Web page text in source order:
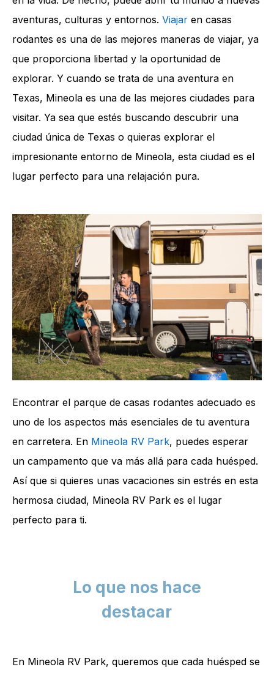
aventuras, culturas y entornos. Viajar en casas
rodantes es una de las mejores maneras de viajar, ya
que proporciona libertad y la oportunidad de
explorar. Y cuando se trata de una aventura en
Texas, Mineola es una de las mejores ciudades para
visitar. Ya sea que estés buscando descubrir una
ciudad única de Texas o quieras explorar el
impresionante entorno de Mineola, esta ciudad es el
lugar perfecto para una relajación pura.
Encontrar el parque de casas rodantes adecuado es
uno de los aspectos más esenciales de tu aventura
en carretera. En Mineola RV Park, puedes esperar
un campamento que va más allá para cada huésped.
Así que si quieres unas vacaciones sin estrés en esta
hermosa ciudad, Mineola RV Park es el lugar
perfecto para ti.
Lo que nos hace
destacar
En Mineola RV Park, queremos que cada huésped se